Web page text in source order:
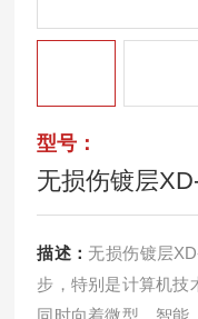
型号：
无损伤镀层
描述： 无损伤镀层
步，特别是计算机技
同时向着微型、智能